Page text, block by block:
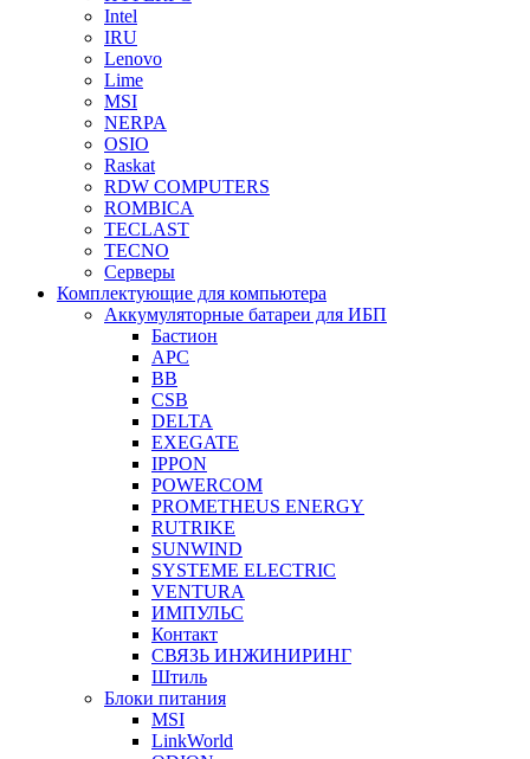
Intel
IRU
Lenovo
Lime
MSI
NERPA
OSIO
Raskat
RDW COMPUTERS
ROMBICA
TECLAST
TECNO
Серверы
Комплектующие для компьютера
Аккумуляторные батареи для ИБП
Бастион
APC
BB
CSB
DELTA
EXEGATE
IPPON
POWERCOM
PROMETHEUS ENERGY
RUTRIKE
SUNWIND
SYSTEME ELECTRIC
VENTURA
ИМПУЛЬС
Контакт
СВЯЗЬ ИНЖИНИРИНГ
Штиль
Блоки питания
MSI
LinkWorld